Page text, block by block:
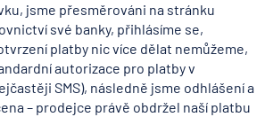
jsme přesměrováni na stránku
své banky, přihlásíme se,
platby nic více dělat nemůžeme,
autorizace pro platby v
SMS), následně jsme odhlášení a
– prodejce právě obdržel naší platbu